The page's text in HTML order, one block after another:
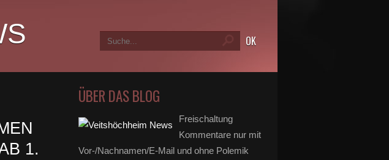
N
1. D
ÜBER DAS BLOG
Freischaltung
Kommentare nur mit
Vor-/Nachnamen/E-Mail und ohne Polemik